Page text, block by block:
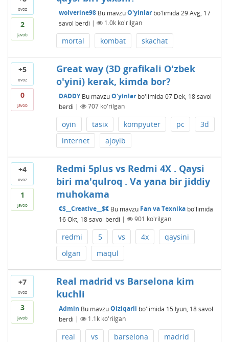
ovoz
2
javob
wolverine98 Bu mavzuO'yinlarbo'limida 29 Avg, 17
savol berdi | 1.0kko'rilgan
mortal kombat skachat
+5
ovoz
0
javob
Great way (3D grafikali O'zbek
o'yini) kerak, kimda bor?
DADDY Bu mavzuO'yinlarbo'limida 07 Dek, 18 savol
berdi | 707ko'rilgan
oyin tasix kompyuter pc
3d
internet
ajoyib
+4
ovoz
1
javob
Redmi 5plus vs Redmi 4X . Qaysi
biri ma'qulroq . Va yana bir jiddiy
muhokama
€$__Creative__$€ Bu mavzu Fan va Texnikabo'limida
16 Okt, 18 savol berdi | 901 ko'rilgan
redmi 5 vs 4x
qaysini
olgan
maqul
+7
ovoz
3
javob
Real madrid vs Barselona kim
kuchli
Admin Bu mavzuQiziqarli bo'limida 15 Iyun, 18 savol
berdi | 1.1kko'rilgan
real vs barselona madrid